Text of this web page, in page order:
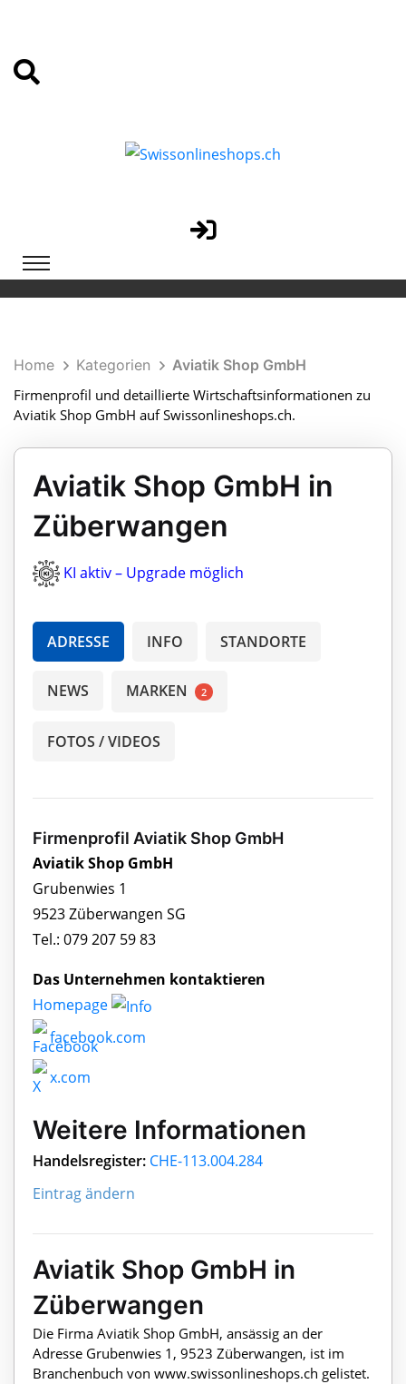
Home Kategorien
Aviatik Shop GmbH
Firmenprofil und detaillierte Wirtschaftsinformationen zu
Aviatik Shop GmbH auf Swissonlineshops.ch.
Aviatik Shop GmbH in
Züberwangen
KI aktiv – Upgrade möglich
ADRESSE INFO STANDORTE
NEWS MARKEN 2
FOTOS / VIDEOS
Firmenprofil Aviatik Shop GmbH
Aviatik Shop GmbH
Grubenwies 1
9523 Züberwangen SG
Tel.: 079 207 59 83
Das Unternehmen kontaktieren
Homepage
facebook.com
x.com
Weitere Informationen
Handelsregister: CHE-113.004.284
Eintrag ändern
Aviatik Shop GmbH in
Züberwangen
Die Firma Aviatik Shop GmbH, ansässig an der
Adresse Grubenwies 1, 9523 Züberwangen, ist im
Branchenbuch von www.swissonlineshops.ch gelistet.